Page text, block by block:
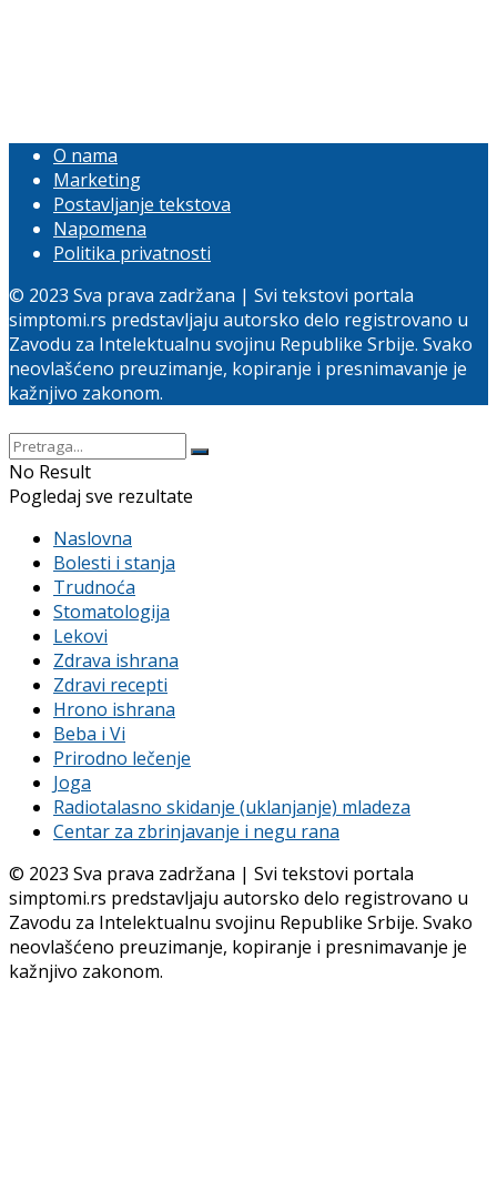
O nama
Marketing
Postavljanje tekstova
Napomena
Politika privatnosti
© 2023 Sva prava zadržana | Svi tekstovi portala
simptomi.rs predstavljaju autorsko delo registrovano u
Zavodu za Intelektualnu svojinu Republike Srbije. Svako
neovlašćeno preuzimanje, kopiranje i presnimavanje je
kažnjivo zakonom.
No Result
Pogledaj sve rezultate
Naslovna
Bolesti i stanja
Trudnoća
Stomatologija
Lekovi
Zdrava ishrana
Zdravi recepti
Hrono ishrana
Beba i Vi
Prirodno lečenje
Joga
Radiotalasno skidanje (uklanjanje) mladeza
Centar za zbrinjavanje i negu rana
© 2023 Sva prava zadržana | Svi tekstovi portala
simptomi.rs predstavljaju autorsko delo registrovano u
Zavodu za Intelektualnu svojinu Republike Srbije. Svako
neovlašćeno preuzimanje, kopiranje i presnimavanje je
kažnjivo zakonom.